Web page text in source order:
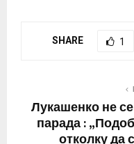
SHARE 1
Лукашенко не
парада :